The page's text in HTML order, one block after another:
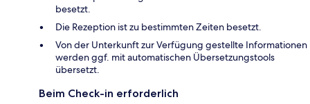
besetzt.
Die Rezeption ist zu bestimmten Zeiten besetzt.
Von der Unterkunft zur Verfügung gestellte Informationen
werden ggf. mit automatischen Übersetzungstools
übersetzt.
Beim Check-in erforderlich